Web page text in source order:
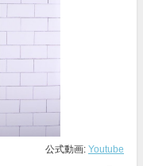
公式動画: Youtube